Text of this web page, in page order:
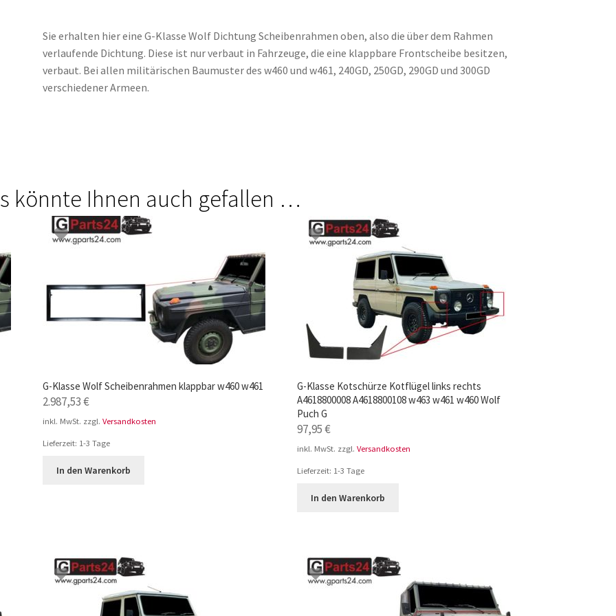
Sie erhalten hier eine G-Klasse Wolf Dichtung Scheibenrahmen oben, also die über dem Rahmen
verlaufende Dichtung. Diese ist nur verbaut in Fahrzeuge, die eine klappbare Frontscheibe besitzen,
verbaut. Bei allen militärischen Baumuster des w460 und w461, 240GD, 250GD, 290GD und 300GD
verschiedener Armeen.
könnte Ihnen auch gefallen …
G-Klasse Wolf Scheibenrahmen klappbar w460 w461
2.987,53€
inkl. MwSt. zzgl.Versandkosten
Lieferzeit: 1-3 Tage
In den Warenkorb
G-Klasse Kotschürze Kotflügel links rechts
A4618800008 A4618800108 w463 w461 w460 Wolf
Puch G
97,95€
inkl. MwSt. zzgl.Versandkosten
Lieferzeit: 1-3 Tage
In den Warenkorb